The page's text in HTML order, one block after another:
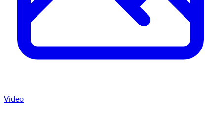
Video